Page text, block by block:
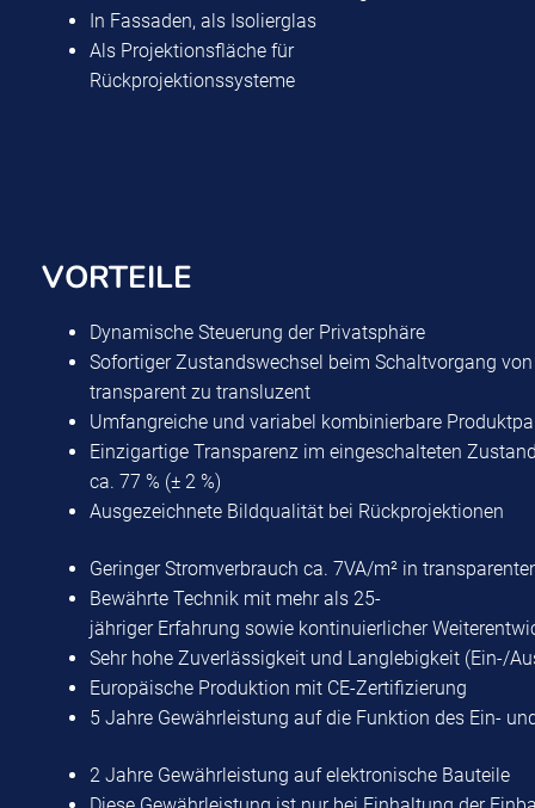
In Fassaden, als Isolierglas
Als Projektionsfläche für
Rückprojektionssysteme
VORTEILE
Dynamische Steuerung der Privatsphäre
Sofortiger Zustandswechsel beim Schaltvorgang von
transparent zu transluzent
Umfangreiche und variabel kombinierbare
Einzigartige Transparenz im eingeschalteten
ca. 77 % (± 2 %)
Ausgezeichnete Bildqualität bei Rückprojektionen
Geringer Stromverbrauch ca. 7VA/m² in
Bewährte Technik mit mehr als 25-
jähriger Erfahrung sowie kontinuierlicher
Sehr hohe Zuverlässigkeit und Langlebigkeit (Ein-/
Europäische Produktion mit CE-Zertifizierung
5 Jahre Gewährleistung auf die Funktion des Ein-
2 Jahre Gewährleistung auf elektronische Bauteile